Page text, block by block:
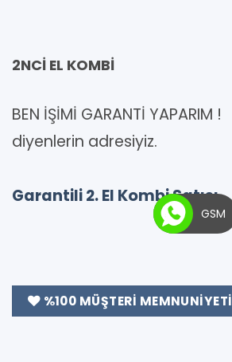
2NCİ EL KOMBİ
BEN İŞİMİ GARANTİ YAPARIM !
diyenlerin adresiyiz.
Garantili 2. El Kombi Satışı
%100 MÜŞTERI MEMNUNIYETI
GSM